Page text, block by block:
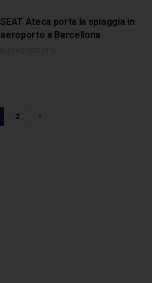
SEAT Ateca porta la spiaggia in
aeroporto a Barcellona
2